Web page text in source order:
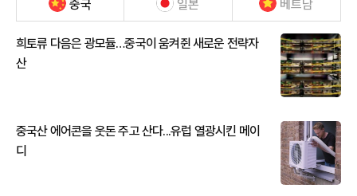
중국 일본 베트남
희토류 다음은 광모듈…중국이 움켜쥔 새로운 전략자
산
중국산 에어콘을 웃돈 주고 산다...유럽 열광시킨 메이
디